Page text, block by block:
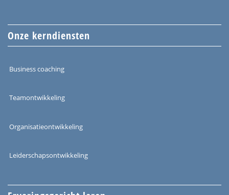
Onze kerndiensten
Business coaching
Teamontwikkeling
Organisatieontwikkeling
Leiderschapsontwikkeling